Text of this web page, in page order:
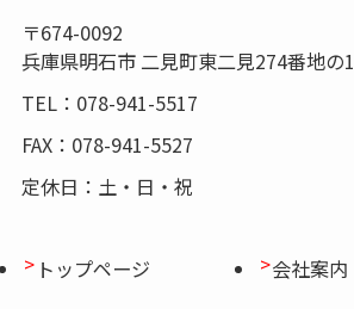
〒674-0092
兵庫県明石市 二見町東二見274番地の1
TEL：078-941-5517
FAX：078-941-5527
定休日：土・日・祝
トップページ 会社案内